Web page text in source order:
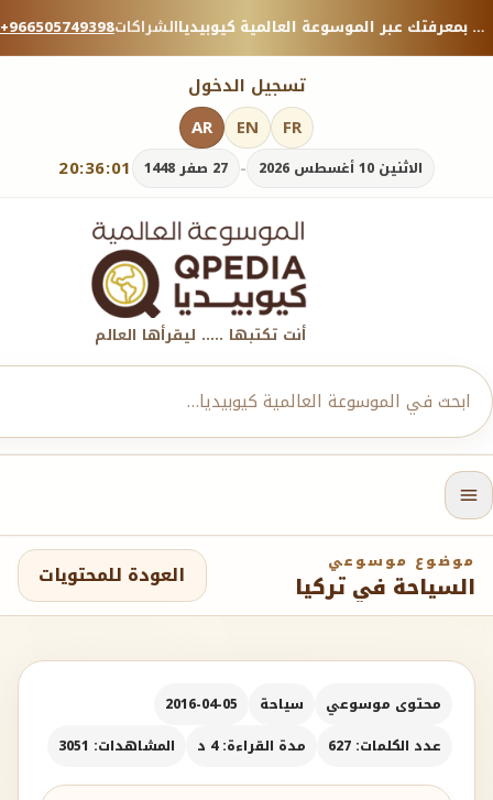
+966505749398الشراكات منصة معرفية موثوقة — شارك بمعرفتك عبر الموسوعة العالمية كيوبيديا.
تسجيل الدخول
20:36:03 الاثنين 10 أغسطس 2026 - 27 صفر 1448
AR EN FR
أنت تكتبها ..... ليقرأها العالم
موضوع موسوعي
السياحة في تركيا العودة للمحتويات
محتوى موسوعي سياحة
2016-04-05
عدد الكلمات: 627
مدة القراءة: 4 د المشاهدات: 3051